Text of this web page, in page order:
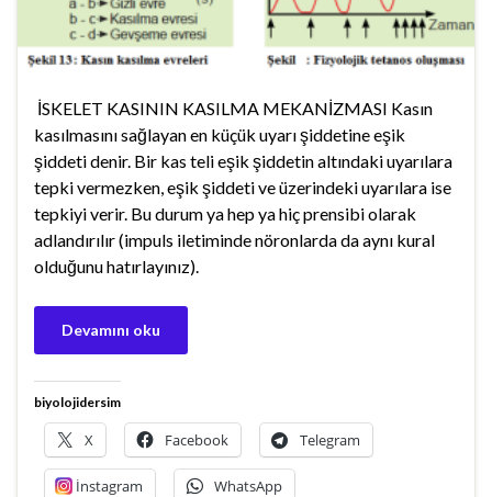
İSKELET KASININ KASILMA MEKANİZMASI Kasın
kasılmasını sağlayan en küçük uyarı şiddetine eşik
şiddeti denir. Bir kas teli eşik şiddetin altındaki uyarılara
tepki vermezken, eşik şiddeti ve üzerindeki uyarılara ise
tepkiyi verir. Bu durum ya hep ya hiç prensibi olarak
adlandırılır (impuls iletiminde nöronlarda da aynı kural
olduğunu hatırlayınız).
Devamını oku
biyolojidersim
X Facebook Telegram
İnstagram WhatsApp